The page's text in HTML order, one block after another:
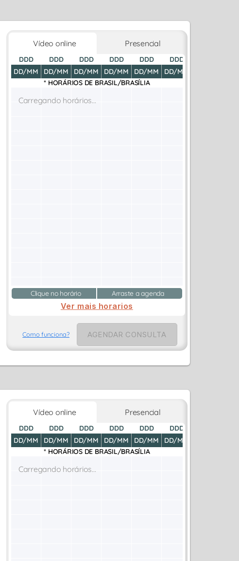
Vídeo online Presencial
DDD
DD/MM
DDD
DD/MM
DDD
DD/MM
DDD
DD/MM
DDD
DD/MM
DDD
DD/MM
* HORÁRIOS DE BRASIL/BRASÍLIA
Carregando horários...
Clique no horário Arraste a agenda
Ver mais horarios
Como funciona? AGENDAR CONSULTA
Vídeo online Presencial
DDD
DD/MM
DDD
DD/MM
DDD
DD/MM
DDD
DD/MM
DDD
DD/MM
DDD
DD/MM
* HORÁRIOS DE BRASIL/BRASÍLIA
Carregando horários...